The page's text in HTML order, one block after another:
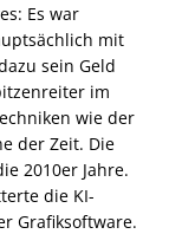
Es war
mit
sein Geld
im
wie der
der Zeit. Die
2010er Jahre.
die KI-
Grafiksoftware.